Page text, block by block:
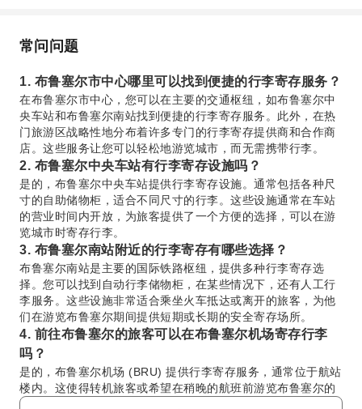
常问问题
1. 布鲁塞尔市中心哪里可以找到便捷的行李寄存服务？
在布鲁塞尔市中心，您可以在主要的交通枢纽，如布鲁塞尔中
央车站和布鲁塞尔南站找到便捷的行李寄存服务。此外，在热
门旅游区战略性地分布着许多专门的行李寄存提供商和合作商
店。这些服务让您可以轻松地游览城市，而无需携带行李。
2. 布鲁塞尔中央车站有行李寄存设施吗？
是的，布鲁塞尔中央车站提供行李寄存设施。通常包括各种尺
寸的自助储物柜，适合不同尺寸的行李。这些设施通常在车站
的营业时间内开放，为旅客提供了一个方便的选择，可以在游
览城市时寄存行李。
3. 布鲁塞尔南站附近的行李寄存有哪些选择？
布鲁塞尔南站是主要的国际铁路枢纽，提供多种行李寄存选
择。您可以找到自动行李储物柜，在某些情况下，还有人工行
李服务。这些设施非常适合乘坐火车抵达或离开的旅客，为他
们在游览布鲁塞尔期间提供短期或长期的安全寄存场所。
4. 前往布鲁塞尔的旅客可以在布鲁塞尔机场寄存行李
吗？
是的，布鲁塞尔机场 (BRU) 提供行李寄存服务，通常位于航站
楼内。这使得转机旅客或希望在稍晚的航班前游览布鲁塞尔的
旅客可以安全地寄存行李。在前往下一目的地之前，这是轻松